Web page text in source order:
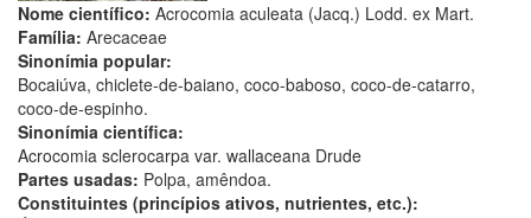
Nome científico: Acrocomia aculeata (Jacq.) Lodd. ex Mart.
Família: Arecaceae
Sinonímia popular:
Bocaiúva, chiclete-de-baiano, coco-baboso, coco-de-catarro,
coco-de-espinho.
Sinonímia científica:
Acrocomia sclerocarpa var. wallaceana Drude
Partes usadas: Polpa, amêndoa.
Constituintes (princípios ativos, nutrientes, etc.):